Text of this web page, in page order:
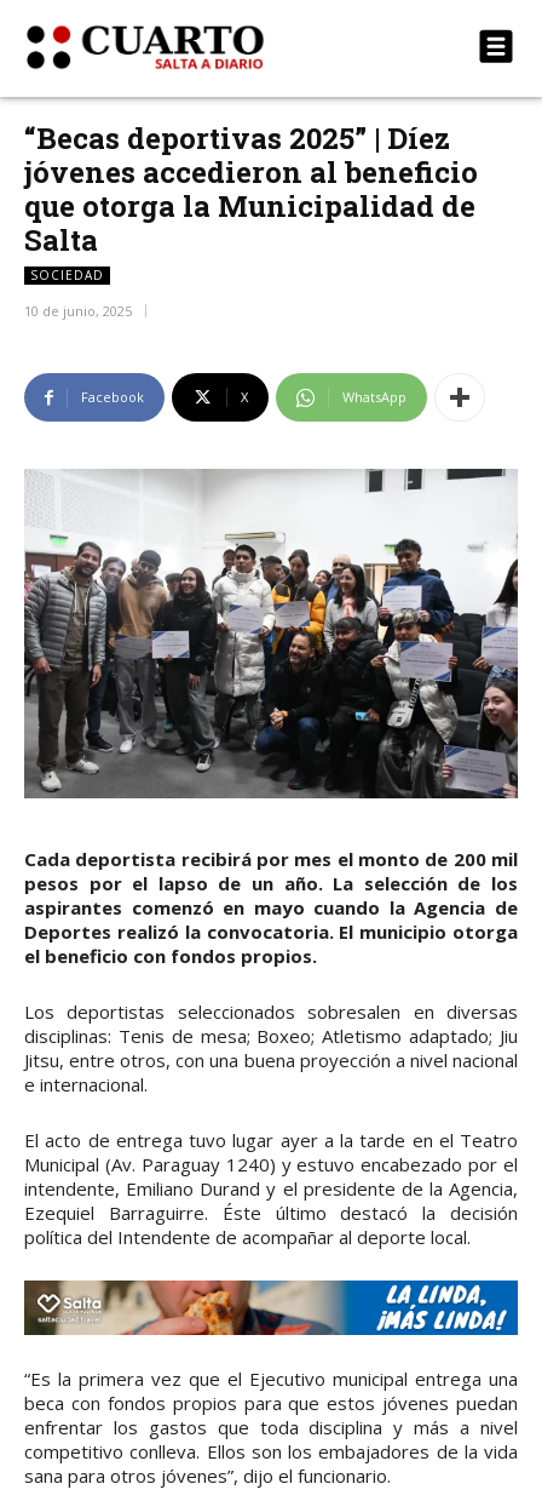
“Becas deportivas 2025” | Díez
jóvenes accedieron al beneficio
que otorga la Municipalidad de
Salta
SOCIEDAD
10 de junio, 2025
Facebook X WhatsApp
Cada deportista recibirá por mes el monto de 200 mil
pesos por el lapso de un año. La selección de los
aspirantes comenzó en mayo cuando la Agencia de
Deportes realizó la convocatoria. El municipio otorga
el beneficio con fondos propios.
Los deportistas seleccionados sobresalen en diversas
disciplinas: Tenis de mesa; Boxeo; Atletismo adaptado; Jiu
Jitsu, entre otros, con una buena proyección a nivel nacional
e internacional.
El acto de entrega tuvo lugar ayer a la tarde en el Teatro
Municipal (Av. Paraguay 1240) y estuvo encabezado por el
intendente, Emiliano Durand y el presidente de la Agencia,
Ezequiel Barraguirre. Éste último destacó la decisión
política del Intendente de acompañar al deporte local.
“Es la primera vez que el Ejecutivo municipal entrega una
beca con fondos propios para que estos jóvenes puedan
enfrentar los gastos que toda disciplina y más a nivel
competitivo conlleva. Ellos son los embajadores de la vida
sana para otros jóvenes”, dijo el funcionario.